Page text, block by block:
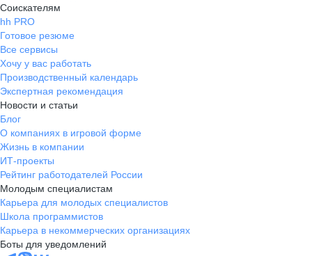
Соискателям
hh PRO
Готовое резюме
Все сервисы
Хочу у вас работать
Производственный календарь
Экспертная рекомендация
Новости и статьи
Блог
О компаниях в игровой форме
Жизнь в компании
ИТ-проекты
Рейтинг работодателей России
Молодым специалистам
Карьера для молодых специалистов
Школа программистов
Карьера в некоммерческих организациях
Боты для уведомлений